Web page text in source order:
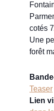
cotés
Une
forêt
Teaser
Lien